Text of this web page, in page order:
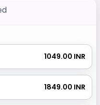
₹ 1049.00 INR
₹ 1849.00 INR